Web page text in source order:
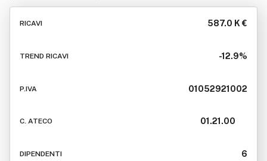
Responsabilita' Li Mitata)
RICAVI 587.0 K €
TREND RICAVI -12.9%
P.IVA 01052921002
C. ATECO 01.21.00
DIPENDENTI 6